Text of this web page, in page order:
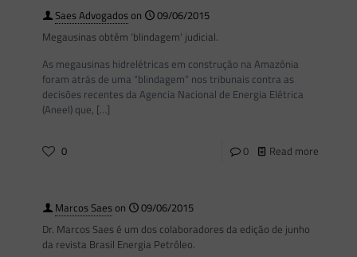
Saes Advogadoson
09/06/2015
Megausinas obtêm ‘blindagem’ judicial.
As megausinas hidrelétricas em construção na Amazônia
foram atrás de uma “blindagem” nos tribunais contra as
decisões recentes da Agencia Nacional de Energia Elétrica
(Aneel) que, […]
0 0 Read more
Marcos Saeson
09/06/2015
Dr. Marcos Saes é um dos colaboradores da edição de junho
da revista Brasil Energia Petróleo.